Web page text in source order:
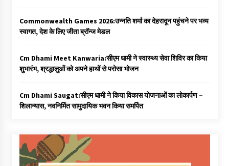
Commonwealth Games 2026:उन्नति शर्मा का देहरादून पहुंचने पर भव्य
स्वागत, देश के लिए जीता ब्रॉन्ज मेडल
Cm Dhami Meet Kanwaria:सीएम धामी ने स्वास्थ्य सेवा शिविर का किया
शुभारंभ, श्रद्धालुओं को अपने हाथों से परोसा भोजन
Cm Dhami Saugat:सीएम धामी ने किया विकास योजनाओं का लोकार्पण –
शिलान्यास, नवनिर्मित सामुदायिक भवन किया समर्पित